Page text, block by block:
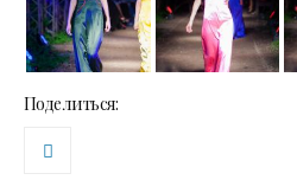
Поделиться: